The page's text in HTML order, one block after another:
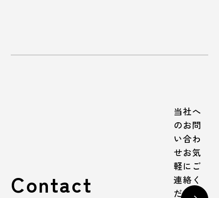
Contact
当社へ
のお問
い合わ
せお気
軽にご
連絡く
ださ